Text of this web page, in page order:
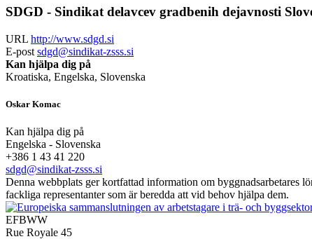
SDGD - Sindikat delavcev gradbenih dejavnosti
URL http://www.sdgd.si
E-post sdgd@sindikat-zsss.si
Kan hjälpa dig på
Kroatiska, Engelska, Slovenska
Oskar Komac
Kan hjälpa dig på
Engelska - Slovenska
+386 1 43 41 220
sdgd@sindikat-zsss.si
Denna webbplats ger kortfattad information om byggnadsarbetares
fackliga representanter som är beredda att vid behov hjälpa dem.
EFBWW
Rue Royale 45